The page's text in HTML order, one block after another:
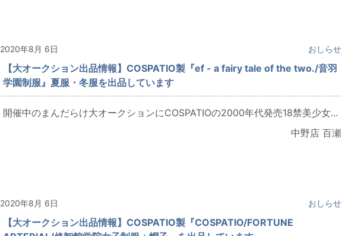
2020年8月 6日 おしらせ
【大オークション出品情報】COSPATIO製『ef - a fairy tale of the two./音羽
学園制服』夏服・冬服を出品しています
開催中のまんだらけ大オークションにCOSPATIOの2000年代発売18禁美少女...
中野店 百瀬
2020年8月 6日 おしらせ
【大オークション出品情報】COSPATIO製『COSPATIO/FORTUNE